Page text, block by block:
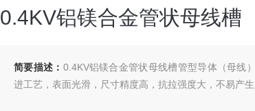
0.4KV铝镁合金管状母线槽
简要描述： 0.4KV铝镁合金管状母线槽管型导体（母线
进工艺，表面光滑，尺寸精度高，抗拉强度大，不易产